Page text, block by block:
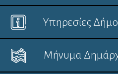
Υπηρεσίες
Μήνυμα